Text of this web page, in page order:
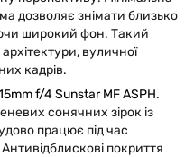
дозволяє знімати близько
широкий фон. Такий
вуличної
кадрів.
f/4 Sunstar MF ASPH.
сонячних зірок із
працює під час
покриття